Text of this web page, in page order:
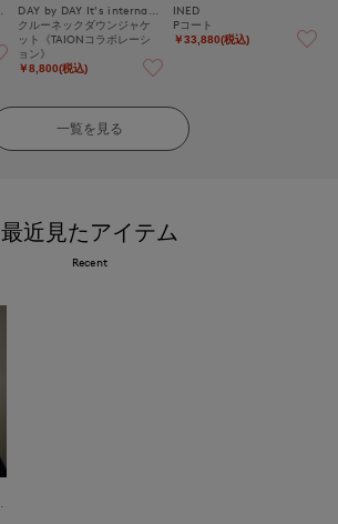
クルーネックダウンジャケ
ット《TAIONコラボレーシ
ョン》
￥8,800(税込)
INED
Pコート
￥33,880(税込)
一覧を見る
最近見たアイテム
Recent